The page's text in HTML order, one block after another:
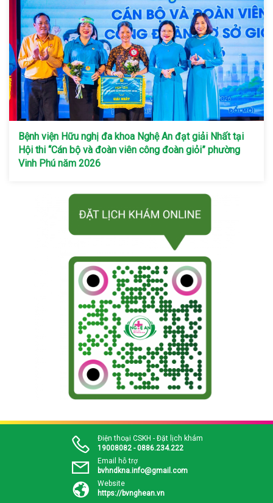
Bệnh viện Hữu nghị đa khoa Nghệ An đạt giải Nhất tại
Hội thi “Cán bộ và đoàn viên công đoàn giỏi” phường
Vinh Phú năm 2026
Điện thoại CSKH - Đặt lịch khám
19008082 - 0886.234.222
Email hỗ trợ
bvhndkna.info@gmail.com
Website
https://bvnghean.vn